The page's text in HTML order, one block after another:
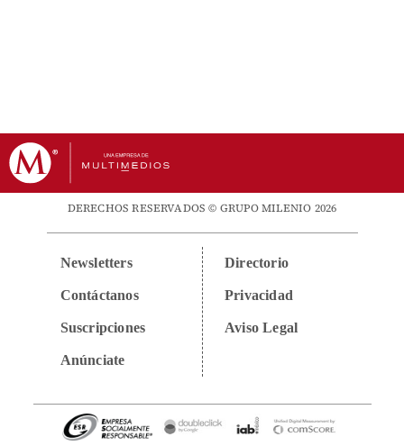
DERECHOS RESERVADOS © GRUPO MILENIO 2026
Newsletters
Contáctanos
Suscripciones
Anúnciate
Directorio
Privacidad
Aviso Legal